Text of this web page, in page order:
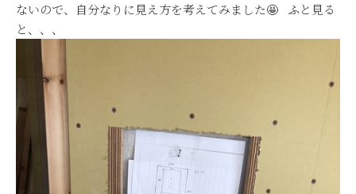
ないので、自分なりに見え方を考えてみました🤩 ふと見る
と、、、